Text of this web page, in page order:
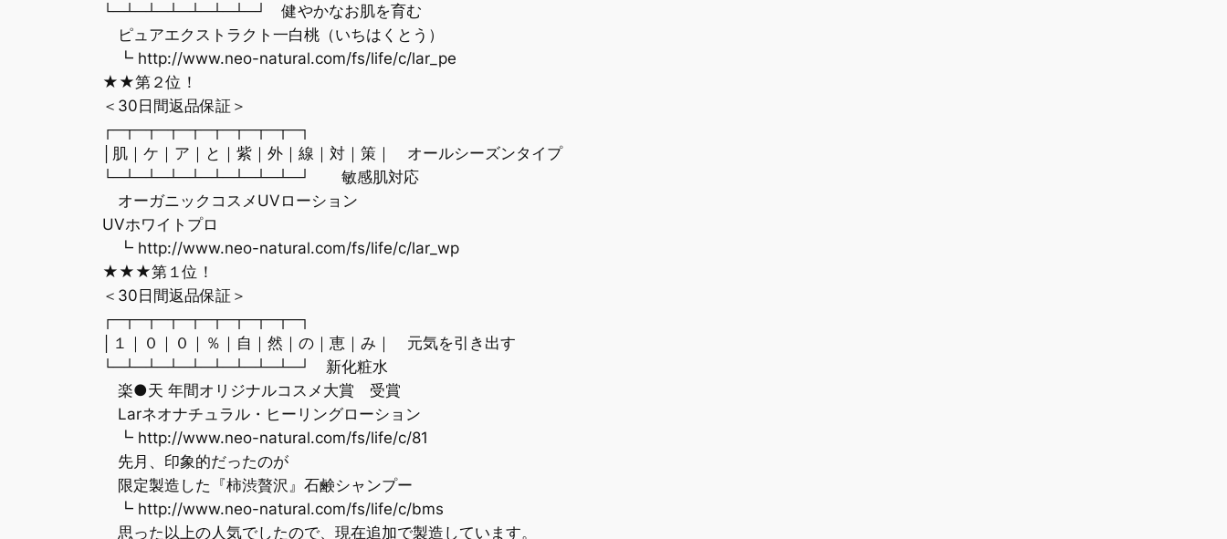
└─┴─┴─┴─┴─┴─┴─┘ 健やかなお肌を育む
ピュアエクストラクト一白桃（いちはくとう）
┗ http://www.neo-natural.com/fs/life/c/lar_pe
★★第２位！
＜30日間返品保証＞
┌─┬─┬─┬─┬─┬─┬─┬─┬─┐
│肌｜ケ｜ア｜と｜紫｜外｜線｜対｜策｜ オールシーズンタイプ
└─┴─┴─┴─┴─┴─┴─┴─┴─┘ 敏感肌対応
オーガニックコスメUVローション
UVホワイトプロ
┗ http://www.neo-natural.com/fs/life/c/lar_wp
★★★第１位！
＜30日間返品保証＞
┌─┬─┬─┬─┬─┬─┬─┬─┬─┐
│１｜０｜０｜％｜自｜然｜の｜恵｜み｜ 元気を引き出す
└─┴─┴─┴─┴─┴─┴─┴─┴─┘ 新化粧水
楽●天 年間オリジナルコスメ大賞 受賞
Larネオナチュラル・ヒーリングローション
┗ http://www.neo-natural.com/fs/life/c/81
先月、印象的だったのが
限定製造した『柿渋贅沢』石鹸シャンプー
┗ http://www.neo-natural.com/fs/life/c/bms
思った以上の人気でしたので、現在追加で製造しています。